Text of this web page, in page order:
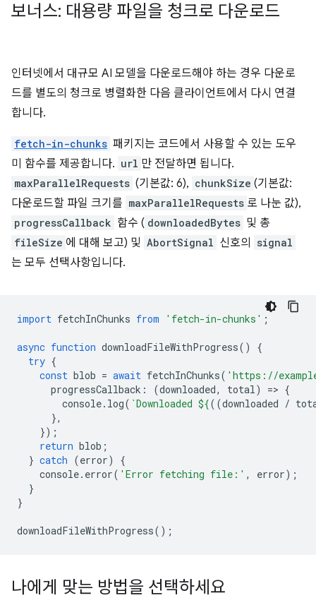
보너스: 대용량 파일을 청크로 다운로드
인터넷에서 대규모 AI 모델을 다운로드해야 하는 경우 다운로
드를 별도의 청크로 병렬화한 다음 클라이언트에서 다시 연결
합니다.
fetch-in-chunks 패키지는 코드에서 사용할 수 있는 도우
미 함수를 제공합니다. url 만 전달하면 됩니다.
maxParallelRequests (기본값: 6), chunkSize (기본값:
다운로드할 파일 크기를 maxParallelRequests 로 나눈 값),
progressCallback 함수 ( downloadedBytes 및 총
fileSize 에 대해 보고) 및 AbortSignal 신호의 signal
는 모두 선택사항입니다.
import fetchInChunks from 'fetch-in-chunks' ;
async function downloadFileWithProgress()
{
try {
const blob = await fetchInChunks( 'https://
progressCallback : (downloaded, total) => {
console. log( `Downloaded ${((downloaded /
},
});
return blob ;
} catch (error)
{
console. error( 'Error fetching file:' , error);
}
}
downloadFileWithProgress();
나에게 맞는 방법을 선택하세요